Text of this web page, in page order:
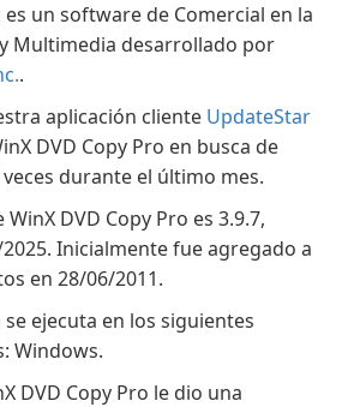
es un software de Comercial en la
Multimedia desarrollado por
.
aplicación cliente UpdateStar
DVD Copy Pro en busca de
durante el último mes.
DVD Copy Pro es 3.9.7,
Inicialmente fue agregado a
en 28/06/2011.
se ejecuta en los siguientes
Windows.
DVD Copy Pro le dio una